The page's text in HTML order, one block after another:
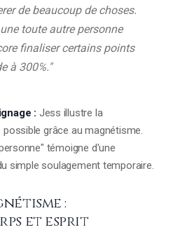
de beaucoup de choses.
toute autre personne
finaliser certains points
à 300℅."
: Jess illustre la
grâce au magnétisme.
témoigne d'une
simple soulagement temporaire.
:
et esprit